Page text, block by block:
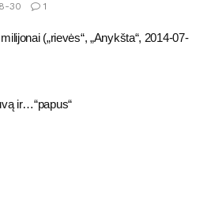
30 1
(„rievės“, „Anykšta“, 2014-07-
ir…“papus“